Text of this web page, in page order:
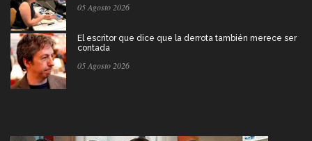
05 Agosto 2026
El escritor que dice que la derrota también merece ser
contada
05 Agosto 2026